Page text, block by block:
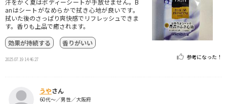
anはシートがなめらかで拭き心地が良いです。
拭いた後のさっぱり爽快感でリフレッシュできま
す。香りも上品で癒されます。
効果が持続する
香りがいい
2025.07.19 14:46:27 参考になった！
うやさん
60代～／男性／大阪府